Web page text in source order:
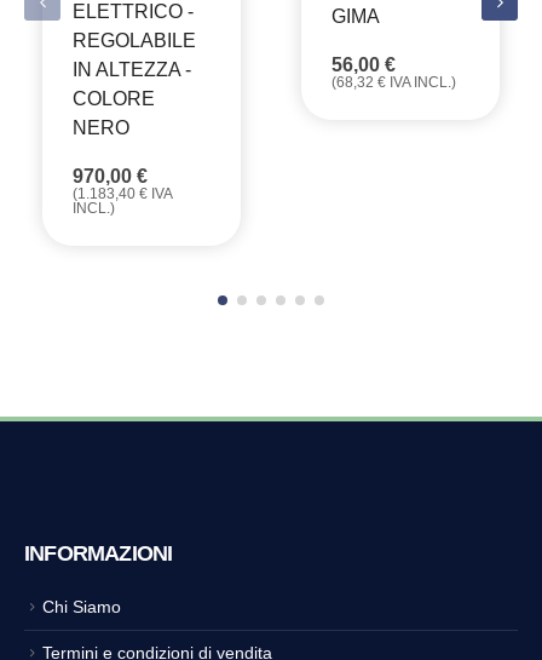
ELETTRICO -
REGOLABILE
IN ALTEZZA -
COLORE
NERO
970,00 €
(1.183,40 € IVA
INCL.)
GIMA
56,00 €
(68,32 € IVA INCL.)
INFORMAZIONI
Chi Siamo
Termini e condizioni di vendita